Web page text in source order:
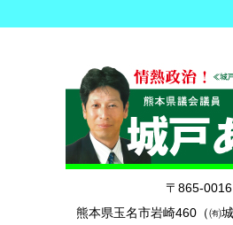
〒865-0016
熊本県玉名市岩崎460（㈲